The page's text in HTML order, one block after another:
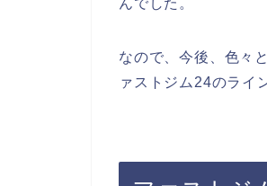
んでした。
なので、今後、色々
ァストジム24のライ